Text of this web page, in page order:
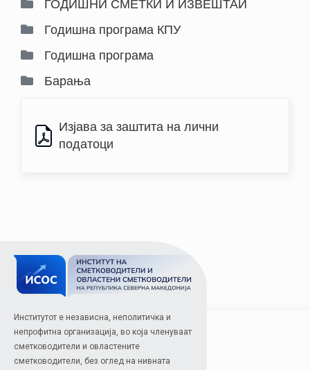
ГОДИШНИ СМЕТКИ И ИЗВЕШТАИ
Годишна програма КПУ
Годишна програма
Барања
Изјава за заштита на лични
податоци
Институтот е независна, неполитичка и
непрофитна организација, во која членуваат
сметководители и овластените
сметководители, без оглед на нивната